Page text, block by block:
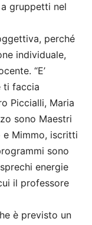
gruppetti nel
perché
individuale,
“E’
ti faccia
Piccialli, Maria
sono Maestri
e Mimmo, iscritti
sono
energie
il professore
è previsto un